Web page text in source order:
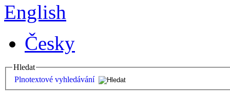
English
Česky
Hledat
Plnotextové vyhledávání